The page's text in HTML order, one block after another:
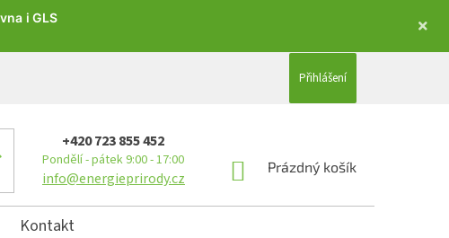
i GLS
Přihlášení
+420 723 855 452
Pondělí - pátek 9:00 - 17:00
info@energieprirody.cz
NÁKUPNÍ KOŠÍK
Prázdný košík
Kontakt